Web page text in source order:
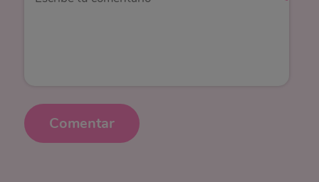
Comentar